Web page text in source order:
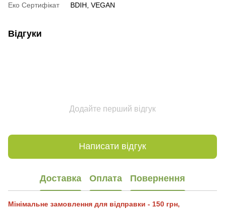
Еко Сертифікат
BDIH, VEGAN
Відгуки
Додайте перший відгук
Написати відгук
Доставка Оплата Повернення
Мінімальне замовлення для відправки - 150 грн,